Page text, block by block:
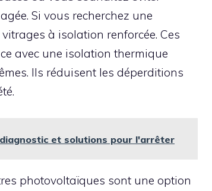
Si vous recherchez une
à isolation renforcée. Ces
avec une isolation thermique
Ils réduisent les déperditions
et solutions pour l'arrêter
photovoltaïques sont une option